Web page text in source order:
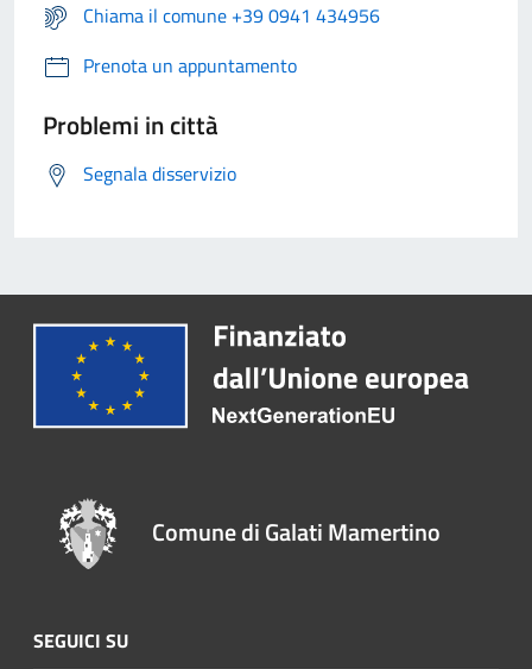
Chiama il comune +39 0941 434956
Prenota un appuntamento
Problemi in città
Segnala disservizio
Comune di Galati Mamertino
SEGUICI SU